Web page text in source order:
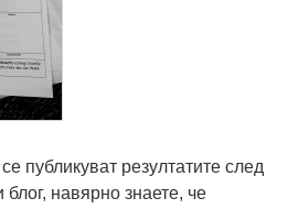
публикуват резултатите след
блог, навярно знаете, че